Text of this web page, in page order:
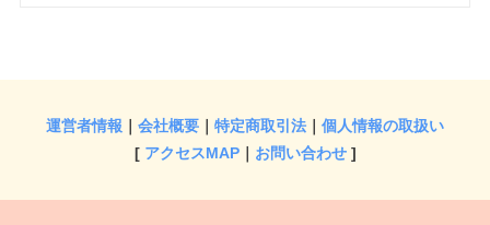
運営者情報 会社概要 特定商取引法
個人情報の取扱い
[ アクセスMAP｜ お問い合わせ]